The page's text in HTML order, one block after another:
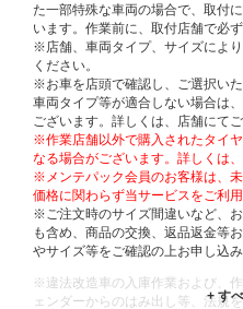
た一部特殊な車両の場合で、取付
います。作業前に、取付店舗で必
※店舗、車両タイプ、サイズによ
ください。
※お車を店頭で確認し、ご選択い
車両タイプ等が適合しない場合は
ございます。詳しくは、店舗にてご
※作業店舗以外で購入されたタイ
なる場合がございます。詳しくは
※メンテパック会員のお客様は、
価格に関わらず当サービスをご利用
※ご注文時のサイズ間違いなど、
も含め、商品の交換、返品返金等
やサイズ等をご確認の上お申し込
※違法改造車の入庫作業および、
ェンダーからのはみ出し等、法規